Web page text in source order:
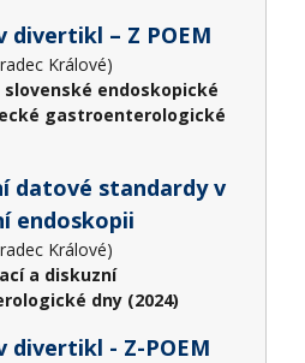
divertikl – Z POEM
Králové)
slovenské endoskopické
gastroenterologické
datové standardy v
endoskopii
Králové)
a diskuzní
dny (2024)
divertikl - Z-POEM